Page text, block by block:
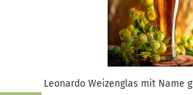
Leonardo Weizenglas mit Name